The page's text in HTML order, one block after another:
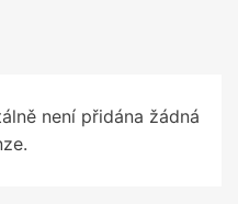
není přidána žádná